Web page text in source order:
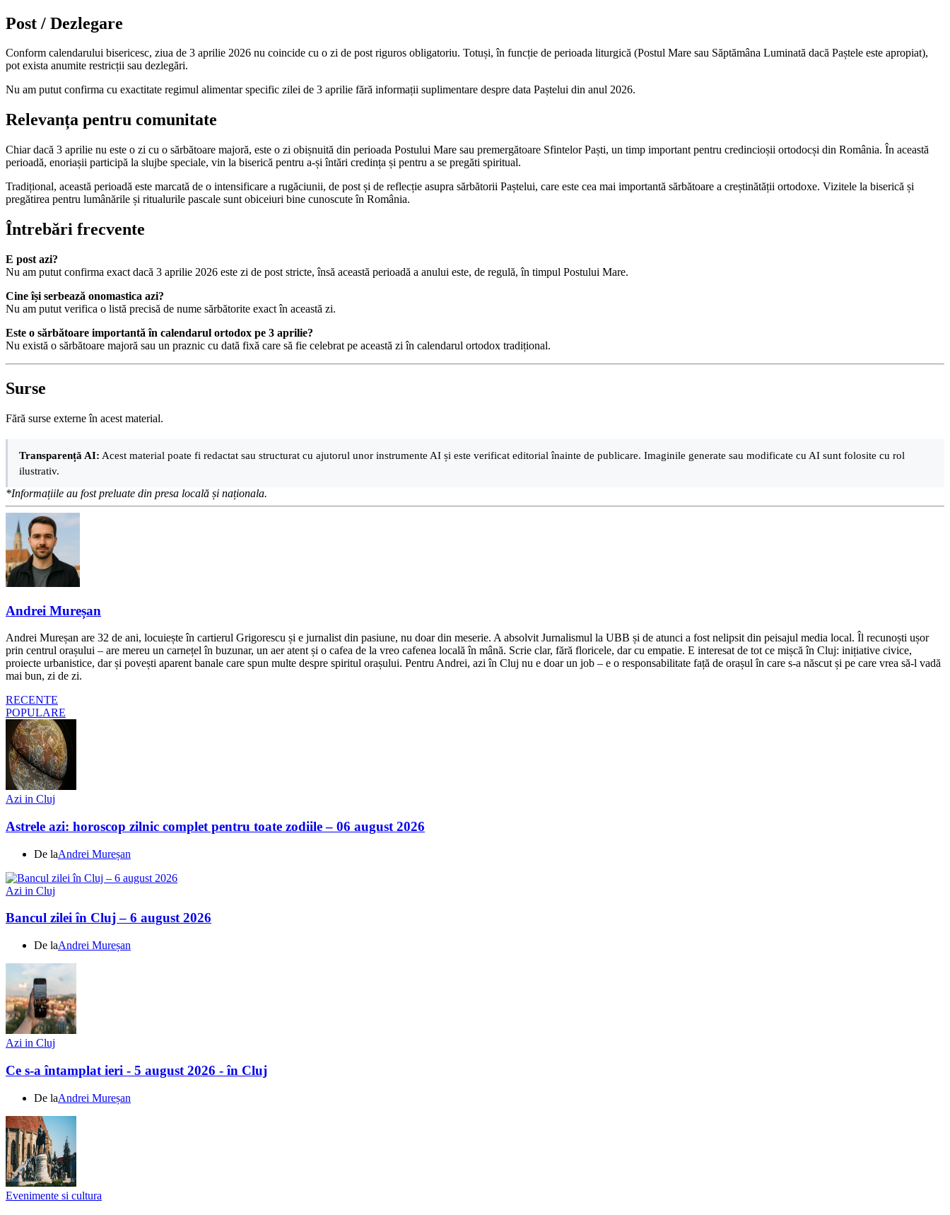
Post / Dezlegare
Conform calendarului bisericesc, ziua de 3 aprilie 2026 nu coincide cu o zi de post riguros obligatoriu. Totuși, în funcție de perioada liturgică (Postul Mare sau Săptămâna Luminată dacă Paștele este apropiat),
pot exista anumite restricții sau dezlegări.
Nu am putut confirma cu exactitate regimul alimentar specific zilei de 3 aprilie fără informații suplimentare despre data Paștelui din anul 2026.
Relevanța pentru comunitate
Chiar dacă 3 aprilie nu este o zi cu o sărbătoare majoră, este o zi obișnuită din perioada Postului Mare sau premergătoare Sfintelor Paști, un timp important pentru credincioșii ortodocși din România. În această
perioadă, enoriașii participă la slujbe speciale, vin la biserică pentru a-și întări credința și pentru a se pregăti spiritual.
Tradițional, această perioadă este marcată de o intensificare a rugăciunii, de post și de reflecție asupra sărbătorii Paștelui, care este cea mai importantă sărbătoare a creștinătății ortodoxe. Vizitele la biserică și
pregătirea pentru lumânările și ritualurile pascale sunt obiceiuri bine cunoscute în România.
Întrebări frecvente
E post azi?
Nu am putut confirma exact dacă 3 aprilie 2026 este zi de post stricte, însă această perioadă a anului este, de regulă, în timpul Postului Mare.
Cine își serbează onomastica azi?
Nu am putut verifica o listă precisă de nume sărbătorite exact în această zi.
Este o sărbătoare importantă în calendarul ortodox pe 3 aprilie?
Nu există o sărbătoare majoră sau un praznic cu dată fixă care să fie celebrat pe această zi în calendarul ortodox tradițional.
Surse
Fără surse externe în acest material.
Transparență AI: Acest material poate fi redactat sau structurat cu ajutorul unor instrumente AI și este verificat editorial înainte de publicare. Imaginile generate sau modificate cu AI sunt folosite cu rol
ilustrativ.
*Informațiile au fost preluate din presa locală și naționala.
Andrei Mureșan
Andrei Mureșan are 32 de ani, locuiește în cartierul Grigorescu și e jurnalist din pasiune, nu doar din meserie. A absolvit Jurnalismul la UBB și de atunci a fost nelipsit din peisajul media local. Îl recunoști ușor
prin centrul orașului – are mereu un carnețel în buzunar, un aer atent și o cafea de la vreo cafenea locală în mână. Scrie clar, fără floricele, dar cu empatie. E interesat de tot ce mișcă în Cluj: inițiative civice,
proiecte urbanistice, dar și povești aparent banale care spun multe despre spiritul orașului. Pentru Andrei, azi în Cluj nu e doar un job – e o responsabilitate față de orașul în care s-a născut și pe care vrea să-l vadă
mai bun, zi de zi.
RECENTE
POPULARE
Azi in Cluj
Astrele azi: horoscop zilnic complet pentru toate zodiile – 06 august 2026
De laAndrei Mureșan
Azi in Cluj
Bancul zilei în Cluj – 6 august 2026
De laAndrei Mureșan
Azi in Cluj
Ce s-a întamplat ieri - 5 august 2026 - în Cluj
De laAndrei Mureșan
Evenimente si cultura